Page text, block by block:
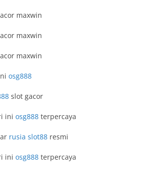
maxwin
maxwin
maxwin
osg888
slot gacor
ini osg888 terpercaya
rusia slot88 resmi
ini osg888 terpercaya